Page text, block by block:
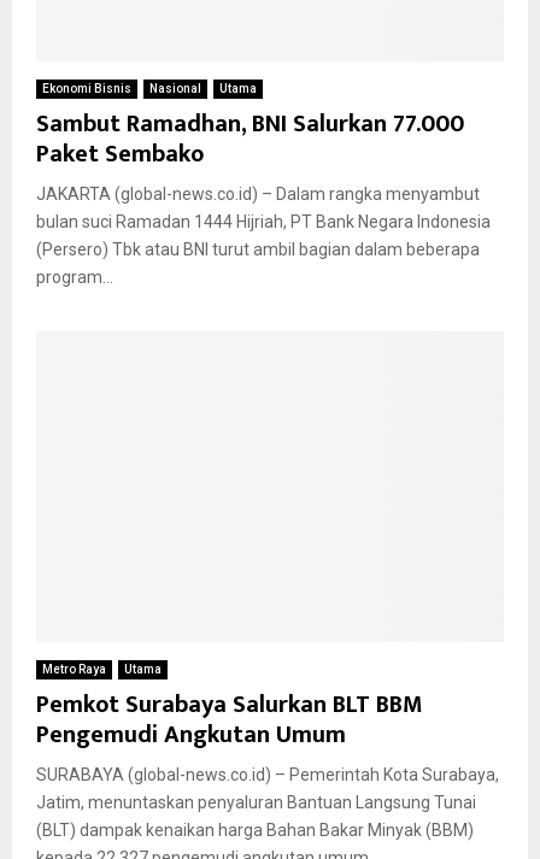
Ekonomi Bisnis Nasional Utama
Sambut Ramadhan, BNI Salurkan 77.000
Paket Sembako
JAKARTA (global-news.co.id) – Dalam rangka menyambut
bulan suci Ramadan 1444 Hijriah, PT Bank Negara Indonesia
(Persero) Tbk atau BNI turut ambil bagian dalam beberapa
program...
Metro Raya Utama
Pemkot Surabaya Salurkan BLT BBM
Pengemudi Angkutan Umum
SURABAYA (global-news.co.id) – Pemerintah Kota Surabaya,
Jatim, menuntaskan penyaluran Bantuan Langsung Tunai
(BLT) dampak kenaikan harga Bahan Bakar Minyak (BBM)